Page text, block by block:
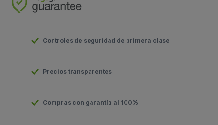
Controles de seguridad de primera clase
Precios transparentes
Compras con garantía al 100%